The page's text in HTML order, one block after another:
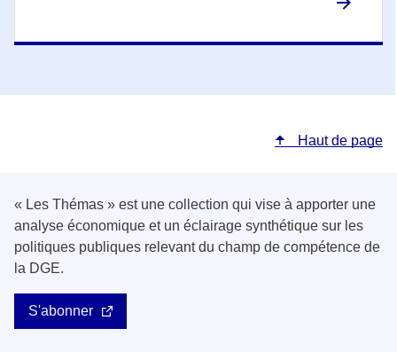
Haut de page
« Les Thémas » est une collection qui vise à apporter une
analyse économique et un éclairage synthétique sur les
politiques publiques relevant du champ de compétence de
la DGE.
S'abonner